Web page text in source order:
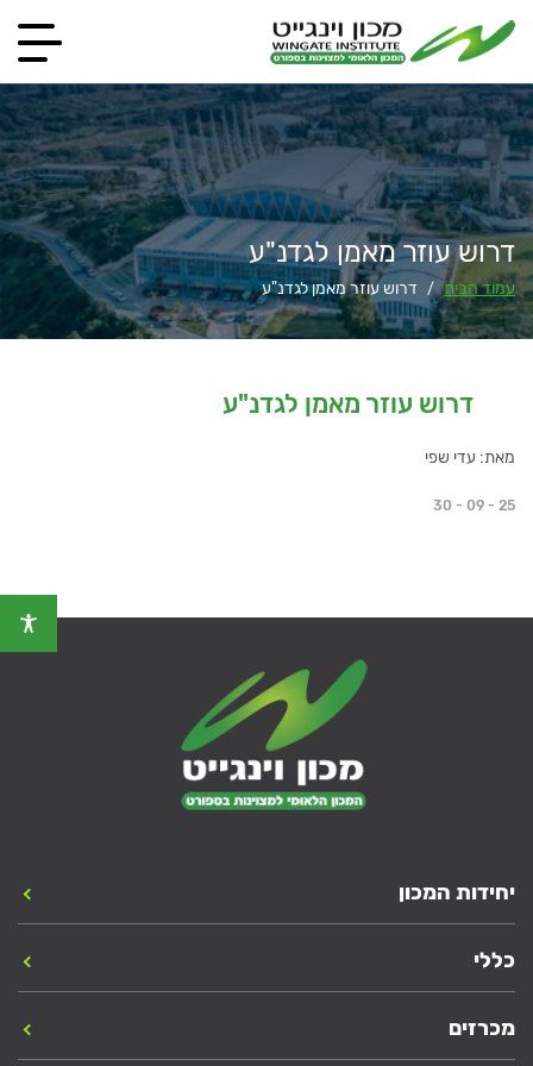
דרוש עוזר מאמן לגדנ"ע
עמוד הבית / דרוש עוזר מאמן לגדנ"ע
דרוש עוזר מאמן לגדנ"ע
מאת: עדי שפי
30 - 09 - 25
יחידות המכון
כללי
מכרזים